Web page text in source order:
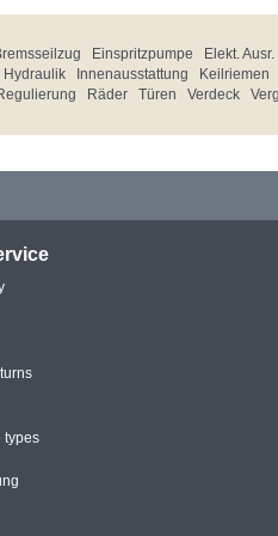
Einspritzpumpe Elekt. Ausr.
Hydraulik
Innenausstattung Keilriemen
Räder Türen Verdeck
types